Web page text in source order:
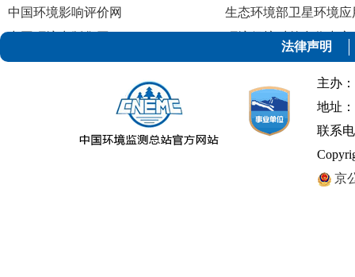
中国环境影响评价网
生态环境部卫星环境应
环境保护对外合作中心
中国环境保护产业协会
法律声明
主办
地址
联系电
京